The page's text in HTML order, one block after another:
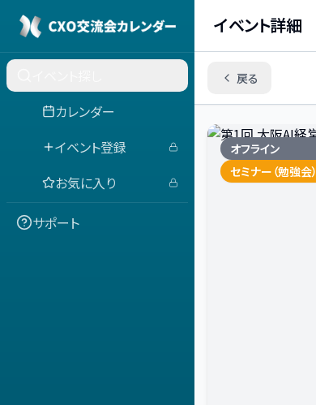
カレンダー
イベント登録
お気に入り
サポート
イベント詳細
戻る
オフライン
セミナー（勉強会）